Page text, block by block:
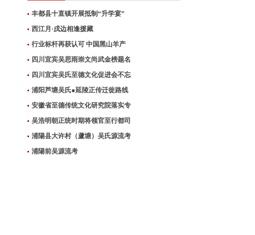
丰都县十直镇开展抵制“升学宴”
西江月·戌边相逢援藏
行业标杆再获认可 中国黑山羊产
四川宜宾吴思雨崇文尚武金榜题名
四川宜宾吴氏至德文化促进会不忘
浦阳芦塘吴氏●延陵正传迁徙路线
安徽省至德传统文化研究院落实专
吴浩明朝正统时期将领官至行都司
浦陽县大许村（蘆塘）吴氏源流考
浦陽前吴源流考